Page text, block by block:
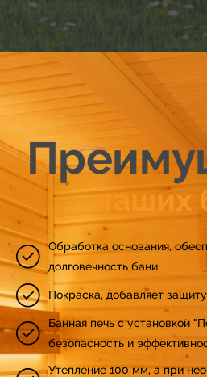
наших
Обработка основания,
долговечность бани.
Покраска, добавляет
Банная печь с установкой
безопасность и
Утепление 100 мм, а при